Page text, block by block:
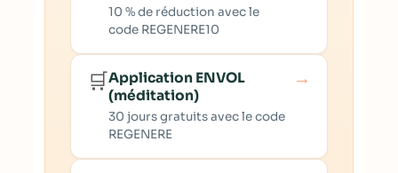
10 % de réduction avec le
code REGENERE10
🛒Application ENVOL
(méditation)
30 jours gratuits avec le code
REGENERE
→